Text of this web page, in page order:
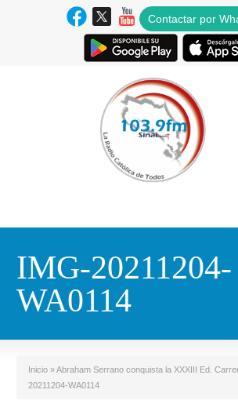
Contactar por
IMG-20211204-
WA0114
Inicio »Abraham Serrano conquista la XXXIII Ed.
20211204-WA0114